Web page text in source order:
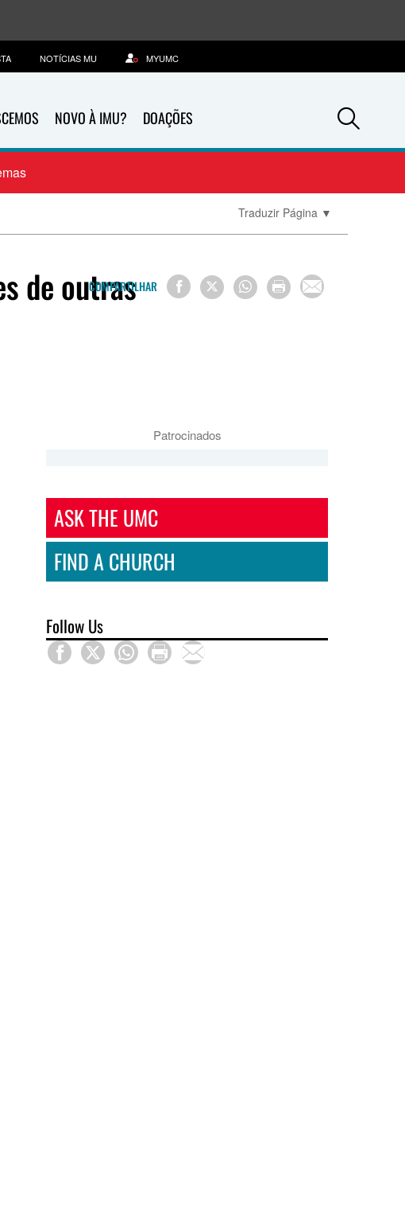
NOVO À IMU? DOAÇÕES
NOTÍCIAS MU MYUMC
Traduzir Página ▼
de outras
COMPARTILHAR
Patrocinados
ASK THE UMC
FIND A CHURCH
Follow Us